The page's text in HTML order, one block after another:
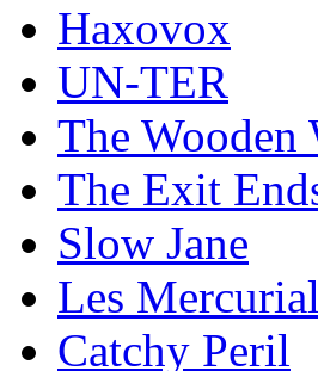
Haxovox
UN-TER
The Wooden
The Exit
Slow Jane
Les
Catchy Peril